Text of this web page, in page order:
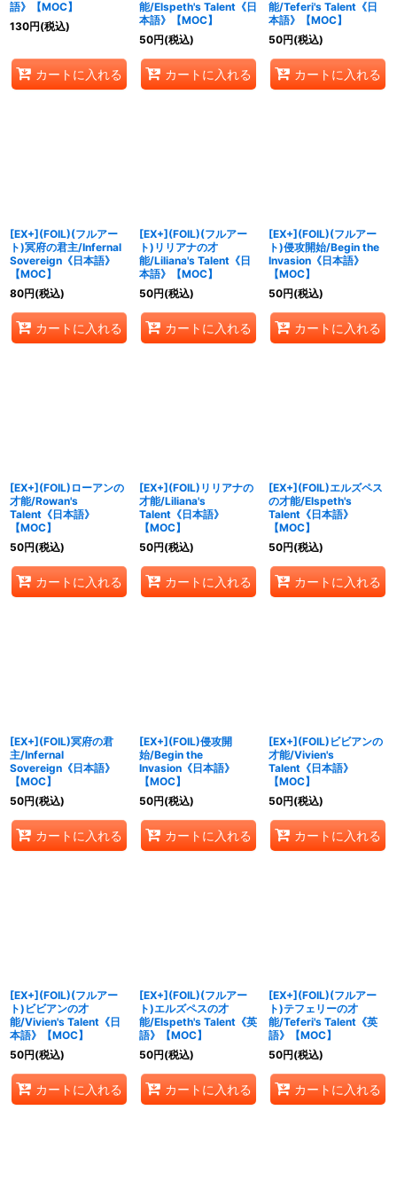
語》【MOC】
130円(税込)
カートに入れる
能/Elspeth's Talent《日
本語》【MOC】
50円(税込)
カートに入れる
能/Teferi's Talent《日
本語》【MOC】
50円(税込)
カートに入れる
[EX+](FOIL)(フルアー
ト)冥府の君主/Infernal
Sovereign《日本語》
【MOC】
80円(税込)
カートに入れる
[EX+](FOIL)(フルアー
ト)リリアナの才
能/Liliana's Talent《日
本語》【MOC】
50円(税込)
カートに入れる
[EX+](FOIL)(フルアー
ト)侵攻開始/Begin the
Invasion《日本語》
【MOC】
50円(税込)
カートに入れる
[EX+](FOIL)ローアンの
才能/Rowan's
Talent《日本語》
【MOC】
50円(税込)
カートに入れる
[EX+](FOIL)リリアナの
才能/Liliana's
Talent《日本語》
【MOC】
50円(税込)
カートに入れる
[EX+](FOIL)エルズペス
の才能/Elspeth's
Talent《日本語》
【MOC】
50円(税込)
カートに入れる
[EX+](FOIL)冥府の君
主/Infernal
Sovereign《日本語》
【MOC】
50円(税込)
カートに入れる
[EX+](FOIL)侵攻開
始/Begin the
Invasion《日本語》
【MOC】
50円(税込)
カートに入れる
[EX+](FOIL)ビビアンの
才能/Vivien's
Talent《日本語》
【MOC】
50円(税込)
カートに入れる
[EX+](FOIL)(フルアー
ト)ビビアンの才
能/Vivien's Talent《日
本語》【MOC】
50円(税込)
カートに入れる
[EX+](FOIL)(フルアー
ト)エルズペスの才
能/Elspeth's Talent《英
語》【MOC】
50円(税込)
カートに入れる
[EX+](FOIL)(フルアー
ト)テフェリーの才
能/Teferi's Talent《英
語》【MOC】
50円(税込)
カートに入れる